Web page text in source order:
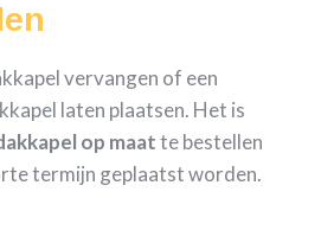
vervangen of een
laten plaatsen. Het is
op maatte bestellen
termijn geplaatst worden.